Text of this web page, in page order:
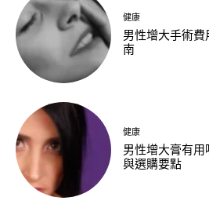
健康
男性增大手術
南
健康
男性增大膏有
與選購要點